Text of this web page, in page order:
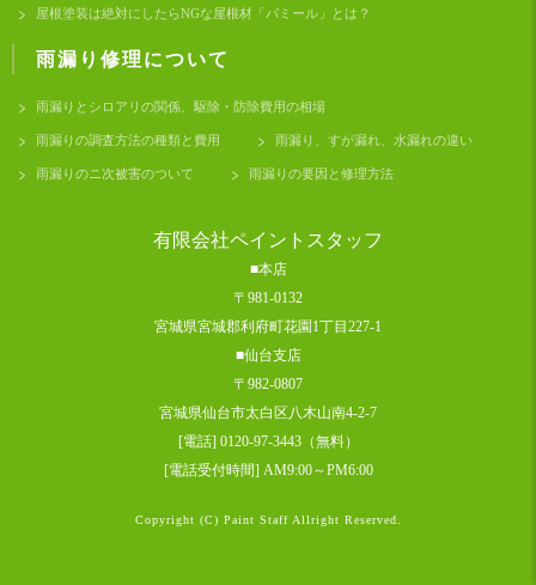
屋根塗装は絶対にしたらNGな屋根材「パミール」とは？
雨漏り修理について
雨漏りとシロアリの関係、駆除・防除費用の相場
雨漏りの調査方法の種類と費用 雨漏り、すが漏れ、水漏れの違い
雨漏りのニ次被害のついて 雨漏りの要因と修理方法
有限会社ペイントスタッフ
■本店
〒981-0132
宮城県宮城郡利府町花園1丁目227-1
■仙台支店
〒982-0807
宮城県仙台市太白区八木山南4-2-7
[電話] 0120-97-3443（無料）
[電話受付時間] AM9:00～PM6:00
Copyright (C) Paint Staff Allright Reserved.